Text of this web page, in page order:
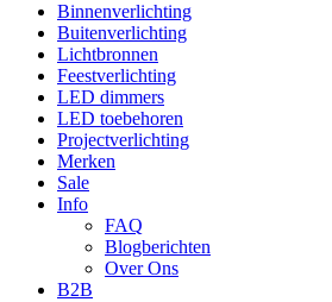
Binnenverlichting
Buitenverlichting
Lichtbronnen
Feestverlichting
LED dimmers
LED toebehoren
Projectverlichting
Merken
Sale
Info
FAQ
Blogberichten
Over Ons
B2B